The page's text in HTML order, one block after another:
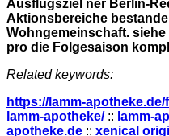
Ausflugsziel ner Berlin-
Aktionsbereiche
Wohngemeinschaft.
pro die Folgesaison
Related keywords:
https://lamm-
lamm-apotheke/:: lamm-
apotheke.de :: xenical